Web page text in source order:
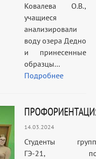
Ковалева О.В.,
учащиеся
анализировали
воду озера Дедно
и принесенные
образцы…
Подробнее
14.03.2024
Студенты
ГЭ-21,